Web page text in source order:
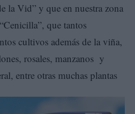
la Vid” y que en nuestra zona
que tantos
cultivos además de la viña,
rosales, manzanos y
entre otras muchas plantas